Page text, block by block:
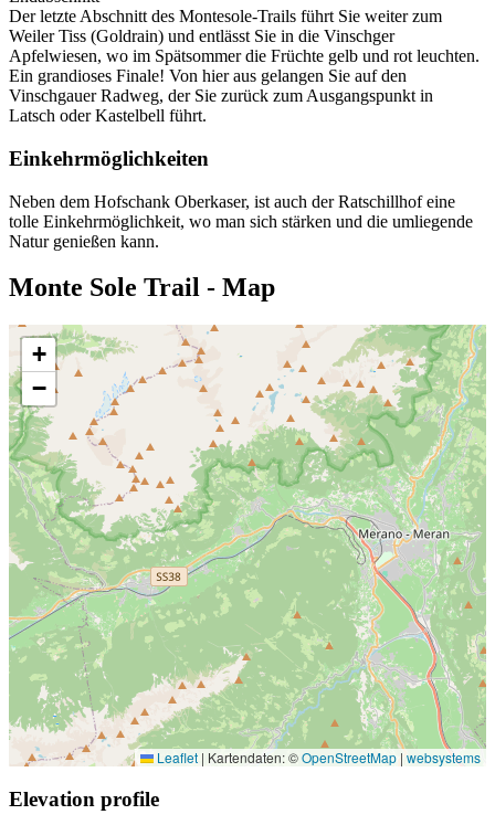
Der letzte Abschnitt des Montesole-Trails führt Sie weiter zum
Weiler Tiss (Goldrain) und entlässt Sie in die Vinschger
Apfelwiesen, wo im Spätsommer die Früchte gelb und rot leuchten.
Ein grandioses Finale! Von hier aus gelangen Sie auf den
Vinschgauer Radweg, der Sie zurück zum Ausgangspunkt in
Latsch oder Kastelbell führt.
Einkehrmöglichkeiten
Neben dem Hofschank Oberkaser, ist auch der Ratschillhof eine
tolle Einkehrmöglichkeit, wo man sich stärken und die umliegende
Natur genießen kann.
Monte Sole Trail - Map
+
−
Leaflet | Kartendaten: ©OpenStreetMap | websystems
Elevation profile